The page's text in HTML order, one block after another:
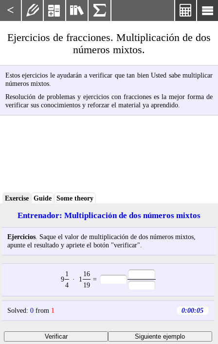
< 

   
Ejercicios de fracciones. Multiplicación de dos
números mixtos.
Estos ejercicios le ayudarán a verificar que tan bien Usted sabe multiplicar
números mixtos.
Resolución de problemas y ejercicios con fracciones es la mejor forma de
verificar sus conocimientos y reforzar el material ya aprendido.
Exercise Guide Some theory
Entrenador: Multiplicación de dos números mixtos
Ejercicios. Saque el valor de multiplicación de dos números mixtos,
apunte el resultado y apriete el botón "verificar".
9
1
· 1
16
=
4 19
Solved: 0from 1 0:00:06